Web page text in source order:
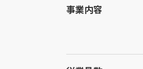
事業内容